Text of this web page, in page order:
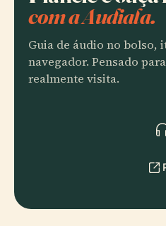
com a Audiala.
Guia de áudio no bolso,
navegador. Pensado
realmente visita.